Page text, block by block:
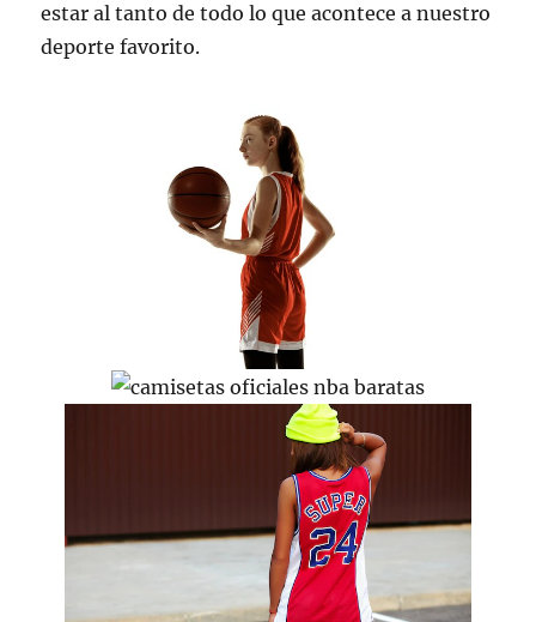
estar al tanto de todo lo que acontece a nuestro
deporte favorito.